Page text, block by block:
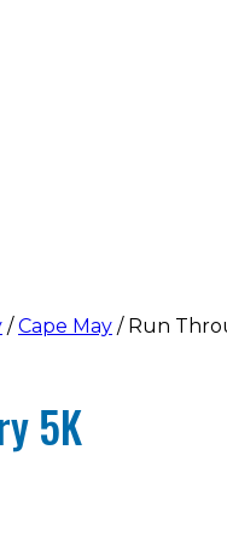
/ Cape May / Run
5K